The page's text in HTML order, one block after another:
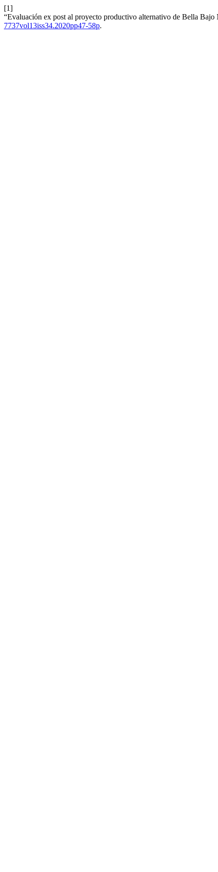
[1]
“Evaluación ex post al proyecto productivo alternativo de Bella
7737vol13iss34.2020pp47-58p.